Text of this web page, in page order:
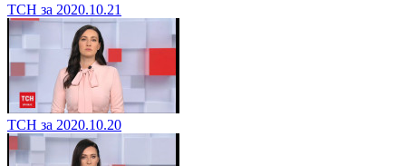
ТСН за 2020.10.21
ТСН за 2020.10.20